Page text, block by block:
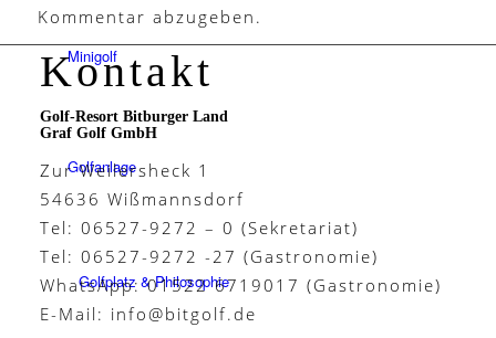
Minigolf
Golfanlage
Golfplatz & Philosophie
Kommentar abzugeben.
Kontakt
Golf-Resort Bitburger Land
Graf Golf GmbH
Zur Weilersheck 1
54636 Wißmannsdorf
Tel: 06527-9272 – 0 (Sekretariat)
Tel: 06527-9272 -27 (Gastronomie)
WhatsApp: 01522 6719017 (Gastronomie)
E-Mail: info@bitgolf.de